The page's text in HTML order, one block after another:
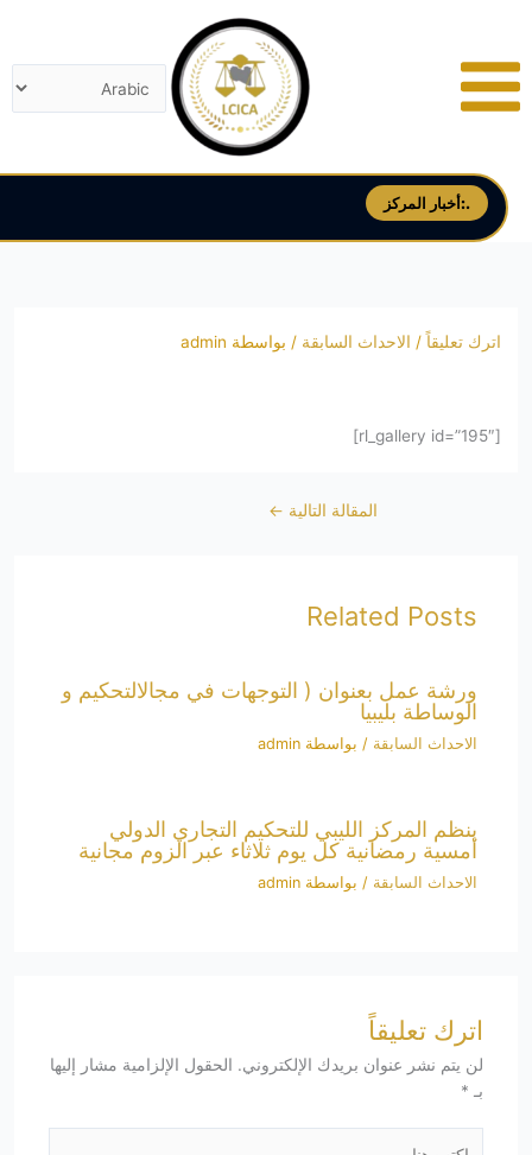
المحتوى
أخبار المركز:.
اترك تعليقاً / الاحداث السابقة / بواسطة admin
[rl_gallery id=”195″]
المقالة التالية ←
Related Posts
ورشة عمل بعنوان ( التوجهات في مجالالتحكيم و
الوساطة بليبيا
الاحداث السابقة / بواسطة admin
ينظم المركز الليبي للتحكيم التجاري الدولي
أمسية رمضانية كل يوم ثلاثاء عبر الزوم مجانية
الاحداث السابقة / بواسطة admin
اترك تعليقاً
لن يتم نشر عنوان بريدك الإلكتروني. الحقول الإلزامية مشار إليها
بـ *